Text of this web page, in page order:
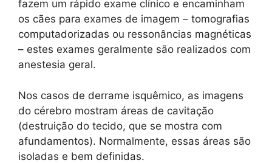
fazem um rápido exame clínico e encaminham
os cães para exames de imagem – tomografias
computadorizadas ou ressonâncias magnéticas
– estes exames geralmente são realizados com
anestesia geral.
Nos casos de derrame isquêmico, as imagens
do cérebro mostram áreas de cavitação
(destruição do tecido, que se mostra com
afundamentos). Normalmente, essas áreas são
isoladas e bem definidas.